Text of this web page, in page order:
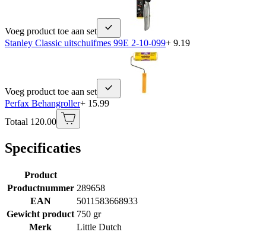
Voeg product toe aan set
Stanley Classic uitschuifmes 99E 2-10-099+ 9.19
Voeg product toe aan set
Perfax Behangroller+ 15.99
Totaal 120.00
Specificaties
Product
Productnummer 289658
EAN
5011583668933
Gewicht product 750 gr
Merk
Little Dutch